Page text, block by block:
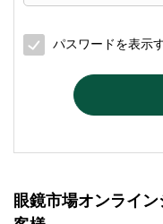
パスワードを表示
眼鏡市場オンライ